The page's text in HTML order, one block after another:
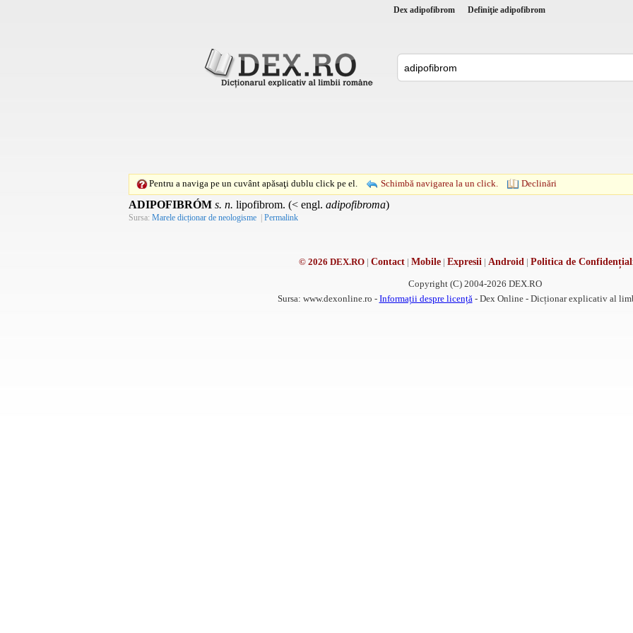
Dex adipofibrom Definiţie adipofibrom
Pentru a naviga pe un cuvânt apăsaţi dublu click pe el. Schimbă navigarea la un click. Declinări
ADIPOFIBRÓM s. n. lipofibrom. (< engl. adipofibroma)
Sursa: Marele dicționar de neologisme | Permalink
© 2026 DEX.RO| Contact| Mobile| Expresii | Android | Politica de
Copyright (C) 2004-2026 DEX.RO
Sursa: www.dexonline.ro - Informații despre licență - Dex Online - Dicționar explicativ al